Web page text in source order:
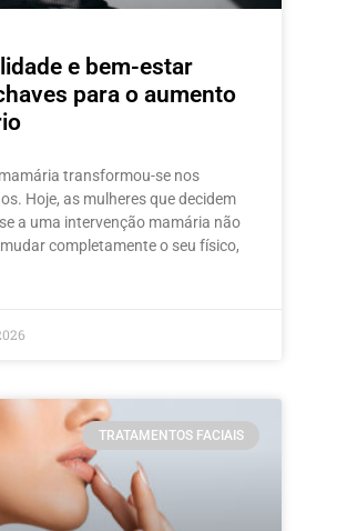
e bem-estar
para o aumento
transformou-se nos
Hoje, as mulheres que decidem
a uma intervenção mamária não
completamente o seu físico,
TRATAMENTOS FACIAIS